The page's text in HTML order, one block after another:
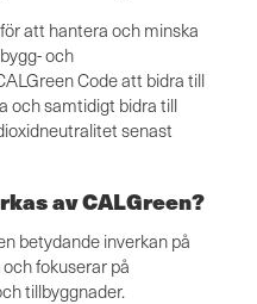
att hantera och minska
och
Code att bidra till
och samtidigt bidra till
senast
av CALGreen?
betydande inverkan på
fokuserar på
tillbyggnader.